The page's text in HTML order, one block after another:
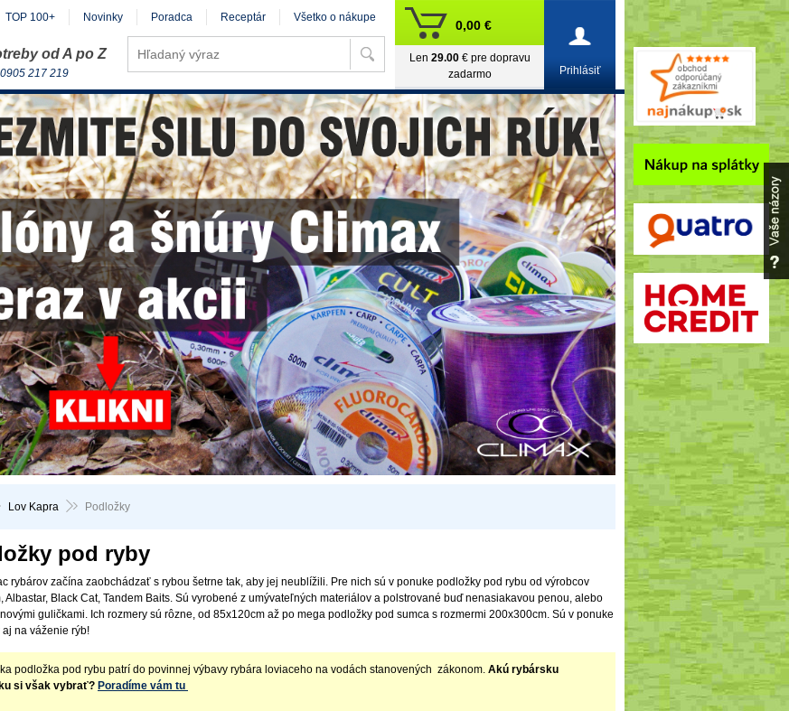
od A po Z
217 219 Prihlásiť
0,00 €
Len 29.00€ pre dopravu
zadarmo
Lov Kapra Podložky
pod ryby
rybárov začína zaobchádzať s rybou šetrne tak, aby jej neublížili. Pre nich sú v ponuke podložky pod rybu od výrobcov
Albastar, Black Cat, Tandem Baits. Sú vyrobené z umývateľných materiálov a polstrované buď nenasiakavou penou, alebo
guličkami. Ich rozmery sú rôzne, od 85x120cm až po mega podložky pod sumca s rozmermi 200x300cm. Sú v ponuke
na váženie rýb!
podložka pod rybu patrí do povinnej výbavy rybára loviaceho na vodách stanovených zákonom. Akú rybársku
si však vybrať? Poradíme vám tu
TOP 100+ Novinky Poradca Receptár Všetko o nákupe